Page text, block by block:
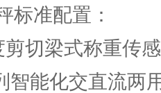
标准配置：
切梁式称重传
智能化交直流两